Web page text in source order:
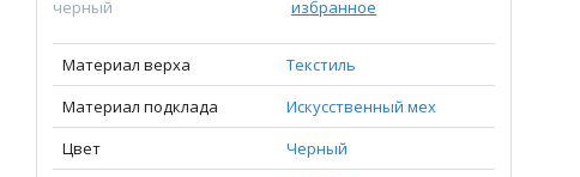
черный
избранное
Материал верха
Текстиль
Материал подклада
Искусственный мех
Цвет
Черный